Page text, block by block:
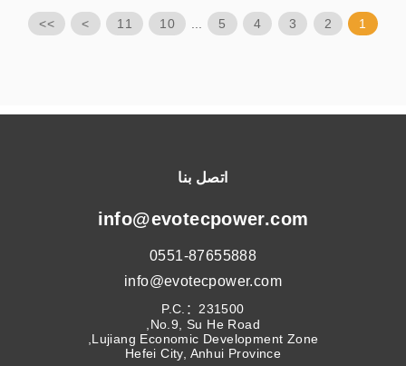
1
2
3
4
5
10
11
>
>>
اتصل بنا
info@evotecpower.com
0551-87655888
info@evotecpower.com
P.C.：231500
No.9, Su He Road,
Lujiang Economic Development Zone,
Hefei City, Anhui Province